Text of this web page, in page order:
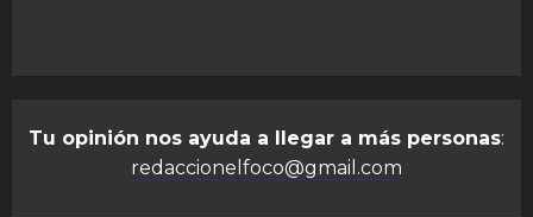
Tu opinión nos ayuda a llegar a más personas:
redaccionelfoco@gmail.com